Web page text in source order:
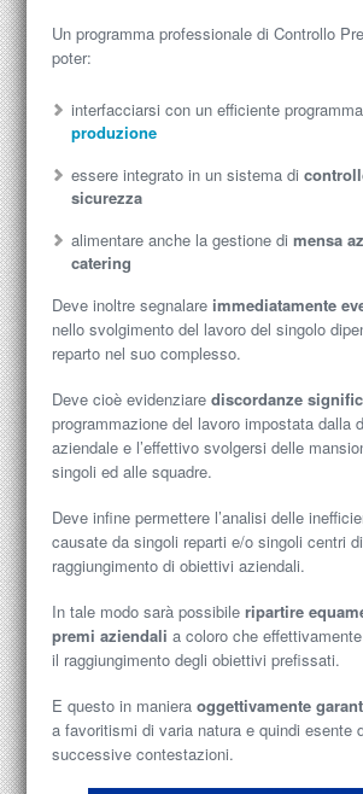
Un programma professionale di Controllo
poter:
interfacciarsi con un efficiente programma
produzione
essere integrato in un sistema di
sicurezza
alimentare anche la gestione di mensa
catering
Deve inoltre segnalare immediatamente
nello svolgimento del lavoro del singolo
reparto nel suo complesso.
Deve cioè evidenziare discordanze
programmazione del lavoro impostata dalla
aziendale e l’effettivo svolgersi delle
singoli ed alle squadre.
Deve infine permettere l’analisi delle
causate da singoli reparti e/o singoli centri
raggiungimento di obiettivi aziendali.
In tale modo sarà possibile ripartire
premi aziendali a coloro che
il raggiungimento degli obiettivi prefissati.
E questo in maniera oggettivamente
a favoritismi di varia natura e quindi esente
successive contestazioni.